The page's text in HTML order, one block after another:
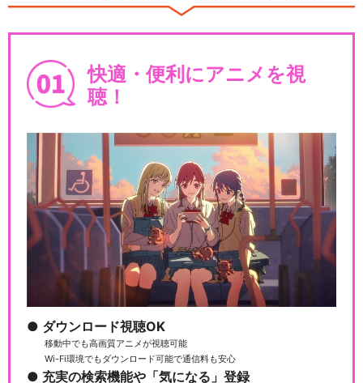
快適・便利にアニメを視
聴！
ダウンロード視聴OK
移動中でも高画質アニメが視聴可能
Wi-Fi環境でもダウンロード可能で通信料も安心
充実の検索機能や「気になる」登録